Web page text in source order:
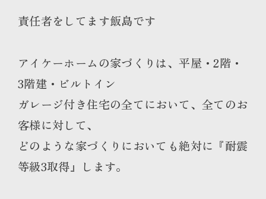
責任者をしてます飯島です
アイケーホームの家づくりは、平屋・2階・
3階建・ビルトイン
ガレージ付き住宅の全てにおいて、全てのお
客様に対して、
どのような家づくりにおいても絶対に『耐震
等級3取得』します。